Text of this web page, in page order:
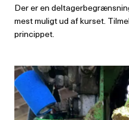
Der er en
mest muligt ud af kurset.
princippet.